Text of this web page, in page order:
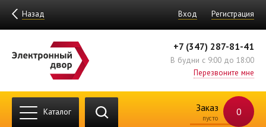
Назад Вход Регистрация
+7 (347) 287-81-41
В будни с 9:00 до 18:00
Перезвоните мне
Каталог Заказ 0
пусто